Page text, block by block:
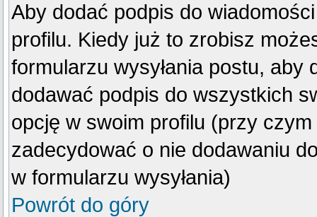
Aby dodać podpis do
profilu. Kiedy już to zrobisz
formularzu wysyłania postu,
dodawać podpis do wszystkich
opcję w swoim profilu (przy
zadecydować o nie dodawaniu
w formularzu wysyłania)
Powrót do góry